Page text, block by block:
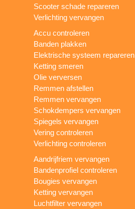
Scooter schade repareren
Verlichting vervangen
Accu controleren
Banden plakken
Elektrische systeem repareren
Ketting smeren
Olie verversen
Remmen afstellen
Remmen vervangen
Schokdempers vervangen
Spiegels vervangen
Vering controleren
Verlichting controleren
Aandrijfriem vervangen
Bandenprofiel controleren
Bougies vervangen
Ketting vervangen
Luchtfilter vervangen